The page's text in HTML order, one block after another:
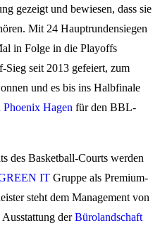
gezeigt und bewiesen, dass sie
Mit 24 Hauptrundensiegen
in Folge in die Playoffs
Sieg seit 2013 gefeiert, zum
und es bis ins Halbfinale
Phoenix Hagen für den BBL-
des Basketball-Courts werden
IT Gruppe als Premium-
steht dem Management von
derBürolandschaft